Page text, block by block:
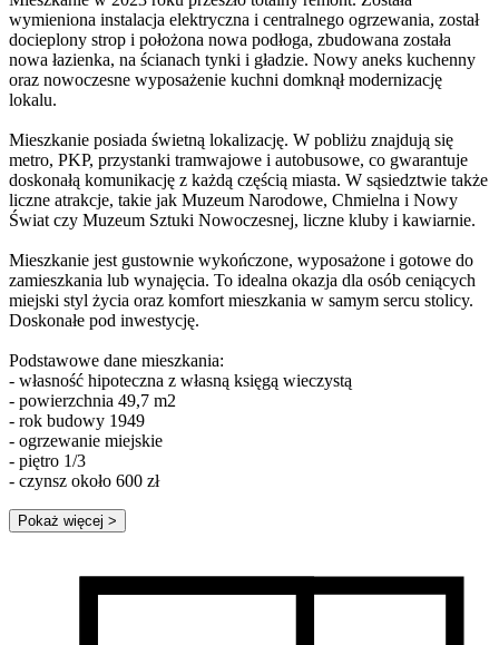
wymieniona instalacja elektryczna i centralnego ogrzewania, został
docieplony strop i położona nowa podłoga, zbudowana została
nowa łazienka, na ścianach tynki i gładzie. Nowy aneks kuchenny
oraz nowoczesne wyposażenie kuchni domknął modernizację
lokalu.
Mieszkanie posiada świetną lokalizację. W pobliżu znajdują się
metro, PKP, przystanki tramwajowe i autobusowe, co gwarantuje
doskonałą komunikację z każdą częścią miasta. W sąsiedztwie także
liczne atrakcje, takie jak Muzeum Narodowe, Chmielna i Nowy
Świat czy Muzeum Sztuki Nowoczesnej, liczne kluby i kawiarnie.
Mieszkanie jest gustownie wykończone, wyposażone i gotowe do
zamieszkania lub wynajęcia. To idealna okazja dla osób ceniących
miejski styl życia oraz komfort mieszkania w samym sercu stolicy.
Doskonałe pod inwestycję.
Podstawowe dane mieszkania:
- własność hipoteczna z własną księgą wieczystą
- powierzchnia 49,7 m2
- rok budowy 1949
- ogrzewanie miejskie
- piętro 1/3
- czynsz około 600 zł
Pokaż więcej >